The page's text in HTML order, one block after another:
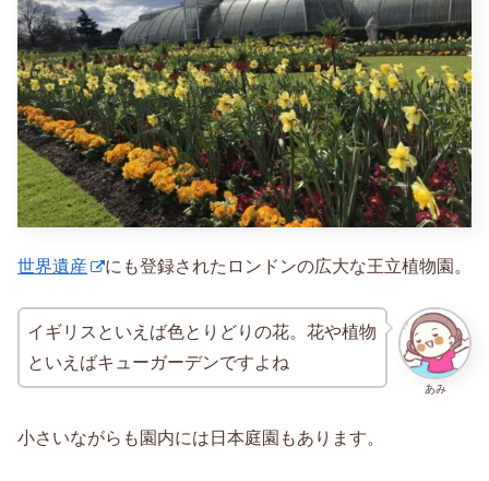
世界遺産 にも登録されたロンドンの広大な王立植物園。
あみ
イギリスといえば色とりどりの花。花や植物
といえばキューガーデンですよね
小さいながらも園内には日本庭園もあります。